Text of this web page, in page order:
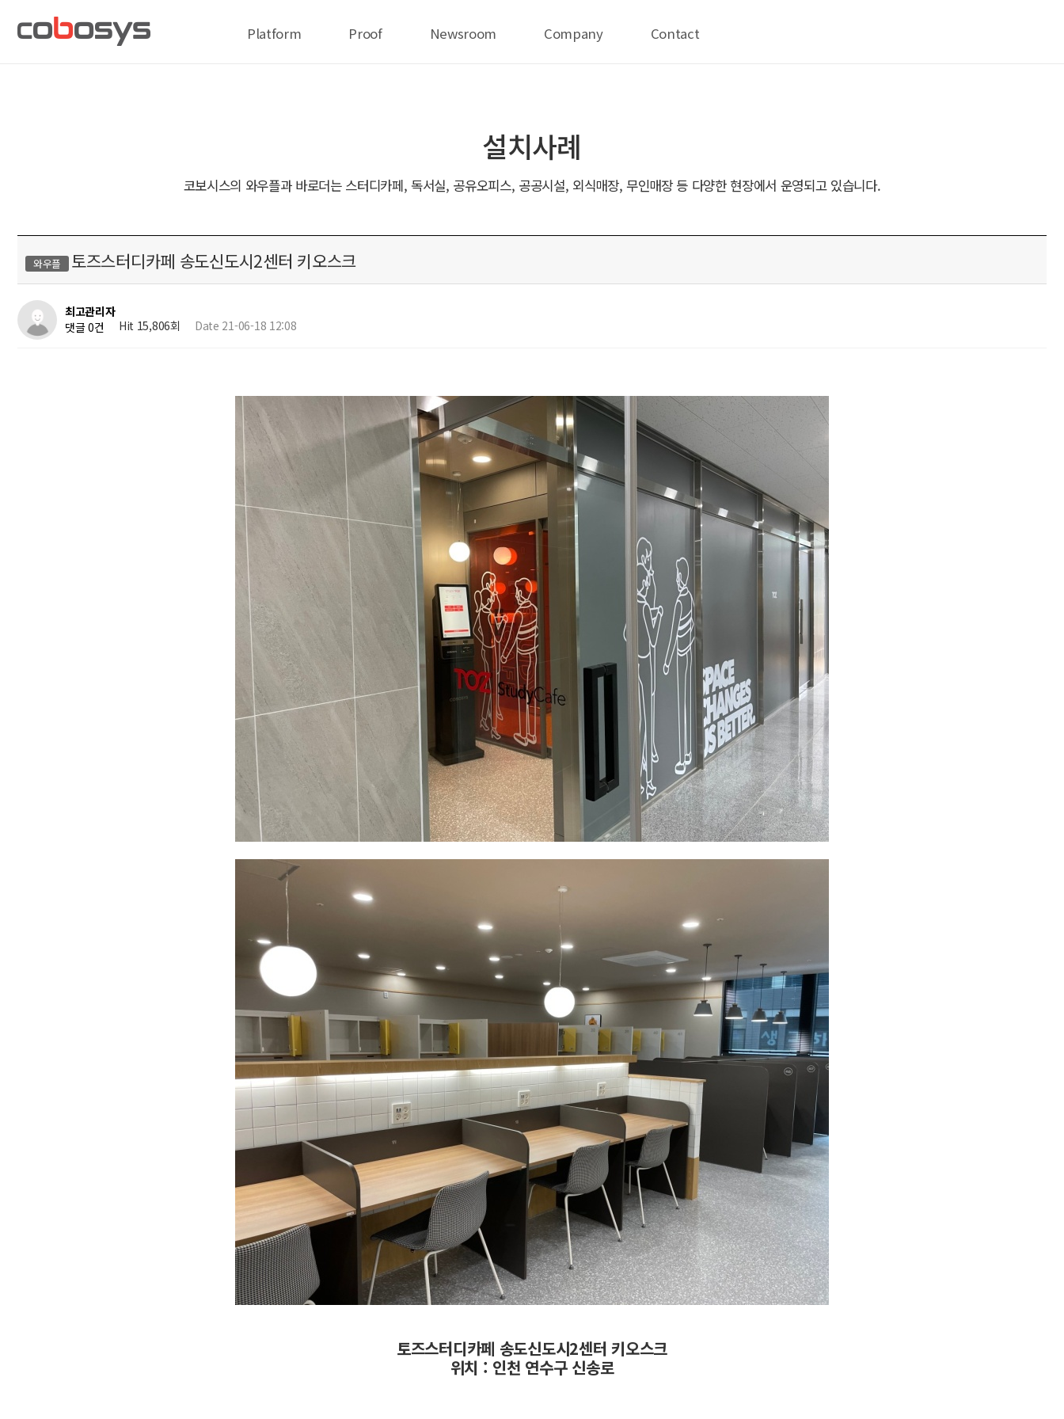
Platform Proof Newsroom Company Contact
설치사례
코보시스의 와우플과 바로더는 스터디카페, 독서실, 공유오피스, 공공시설, 외식매장, 무인매장 등 다양한 현장에서 운영되고 있습니다.
와우플 토즈스터디카페 송도신도시2센터 키오스크
최고관리자
댓글 0건
Hit 15,806회 Date 21-06-18 12:08
토즈스터디카페 송도신도시2센터 키오스크
위치 : 인천 연수구 신송로